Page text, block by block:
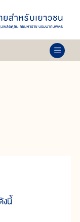
งนี้